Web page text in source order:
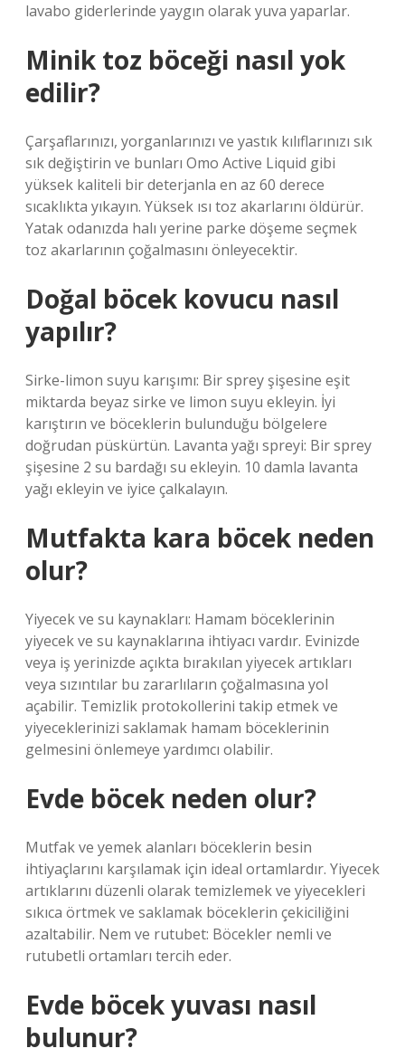
lavabo giderlerinde yaygın olarak yuva yaparlar.
Minik toz böceği nasıl yok
edilir?
Çarşaflarınızı, yorganlarınızı ve yastık kılıflarınızı sık
sık değiştirin ve bunları Omo Active Liquid gibi
yüksek kaliteli bir deterjanla en az 60 derece
sıcaklıkta yıkayın. Yüksek ısı toz akarlarını öldürür.
Yatak odanızda halı yerine parke döşeme seçmek
toz akarlarının çoğalmasını önleyecektir.
Doğal böcek kovucu nasıl
yapılır?
Sirke-limon suyu karışımı: Bir sprey şişesine eşit
miktarda beyaz sirke ve limon suyu ekleyin. İyi
karıştırın ve böceklerin bulunduğu bölgelere
doğrudan püskürtün. Lavanta yağı spreyi: Bir sprey
şişesine 2 su bardağı su ekleyin. 10 damla lavanta
yağı ekleyin ve iyice çalkalayın.
Mutfakta kara böcek neden
olur?
Yiyecek ve su kaynakları: Hamam böceklerinin
yiyecek ve su kaynaklarına ihtiyacı vardır. Evinizde
veya iş yerinizde açıkta bırakılan yiyecek artıkları
veya sızıntılar bu zararlıların çoğalmasına yol
açabilir. Temizlik protokollerini takip etmek ve
yiyeceklerinizi saklamak hamam böceklerinin
gelmesini önlemeye yardımcı olabilir.
Evde böcek neden olur?
Mutfak ve yemek alanları böceklerin besin
ihtiyaçlarını karşılamak için ideal ortamlardır. Yiyecek
artıklarını düzenli olarak temizlemek ve yiyecekleri
sıkıca örtmek ve saklamak böceklerin çekiciliğini
azaltabilir. Nem ve rutubet: Böcekler nemli ve
rutubetli ortamları tercih eder.
Evde böcek yuvası nasıl
bulunur?